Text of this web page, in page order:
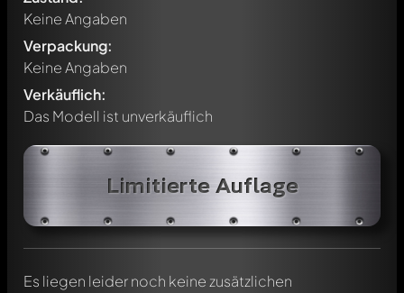
Keine Angaben
Verpackung:
Keine Angaben
Verkäuflich:
Das Modell ist unverkäuflich
Limitierte Auflage
Es liegen leider noch keine zusätzlichen
Schreibe jetzt einen ersten Kommentar zu diesem Modell!
werden. Es ist wie ein Chat.
Verwendung eines@in deiner Nachricht. Sie werden dann
automatisch darüber informiert.